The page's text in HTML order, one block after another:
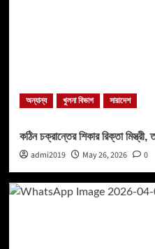
অন্যান্য খুলনা বিভাগ সারাদেশ
কঠিন চক্রান্তের শিকার রিক্তা মিস্ত্রী,
admi2019
May 26, 2026 0